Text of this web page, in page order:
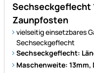
Sechseckgeflecht
Zaunpfosten
vielseitig einsetzbares
Sechseckgeflecht
Sechseckgeflecht:
Maschenweite: